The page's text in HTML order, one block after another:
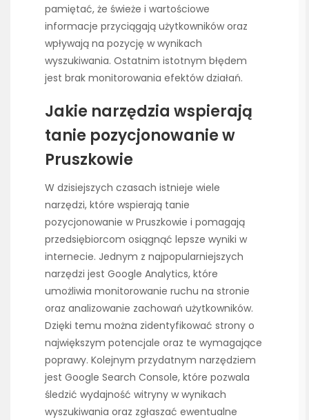
pamiętać, że świeże i wartościowe
informacje przyciągają użytkowników oraz
wpływają na pozycję w wynikach
wyszukiwania. Ostatnim istotnym błędem
jest brak monitorowania efektów działań.
Jakie narzędzia wspierają
tanie pozycjonowanie w
Pruszkowie
W dzisiejszych czasach istnieje wiele
narzędzi, które wspierają tanie
pozycjonowanie w Pruszkowie i pomagają
przedsiębiorcom osiągnąć lepsze wyniki w
internecie. Jednym z najpopularniejszych
narzędzi jest Google Analytics, które
umożliwia monitorowanie ruchu na stronie
oraz analizowanie zachowań użytkowników.
Dzięki temu można zidentyfikować strony o
największym potencjale oraz te wymagające
poprawy. Kolejnym przydatnym narzędziem
jest Google Search Console, które pozwala
śledzić wydajność witryny w wynikach
wyszukiwania oraz zgłaszać ewentualne